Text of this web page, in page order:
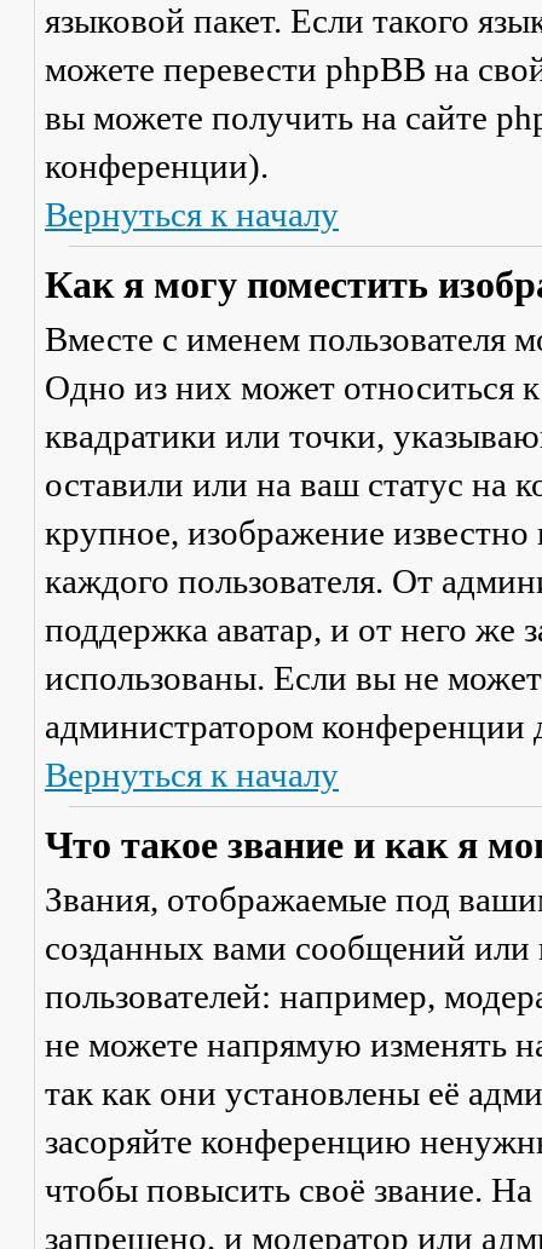
языковой пакет. Если такого
можете перевести phpBB на
вы можете получить на сайте
конференции).
Вернуться к началу
Как я могу поместить
Вместе с именем пользователя
Одно из них может относиться
квадратики или точки,
оставили или на ваш статус на
крупное, изображение
каждого пользователя. От
поддержка аватар, и от него же
использованы. Если вы не
администратором конференции
Вернуться к началу
Что такое звание и как я
Звания, отображаемые под
созданных вами сообщений
пользователей: например,
не можете напрямую изменять
так как они установлены её
засоряйте конференцию
чтобы повысить своё звание.
запрещено, и модератор или